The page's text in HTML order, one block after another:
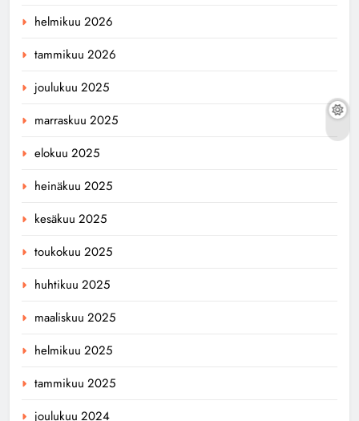
helmikuu 2026
tammikuu 2026
joulukuu 2025
marraskuu 2025
elokuu 2025
heinäkuu 2025
kesäkuu 2025
toukokuu 2025
huhtikuu 2025
maaliskuu 2025
helmikuu 2025
tammikuu 2025
joulukuu 2024